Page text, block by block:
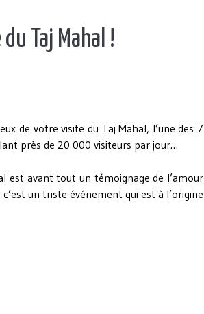
Taj Mahal !
de votre visite du Taj Mahal, l’une des 7
près de 20 000 visiteurs par jour…
est avant tout un témoignage de l’amour
un triste événement qui est à l’origine